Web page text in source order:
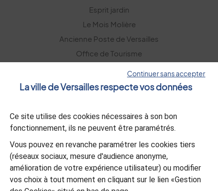
Esprit jardin
Le Mois Molière
Ancienne Poste de Versailles
Office de Tourisme
S’abonner
L’appli Versailles
Télécharger
Continuer sans accepter
La ville de Versailles respecte vos données
Ce site utilise des cookies nécessaires à son bon
fonctionnement, ils ne peuvent être paramétrés.
Vous pouvez en revanche paramétrer les cookies tiers
(réseaux sociaux, mesure d'audience anonyme,
amélioration de votre expérience utilisateur) ou modifier
vos choix à tout moment en cliquant sur le lien «Gestion